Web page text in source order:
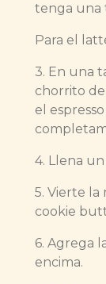
tenga una
Para el
3. En una
chorrito de
el
4. Llena un
5. Vierte la
cookie
6. Agrega
encima.